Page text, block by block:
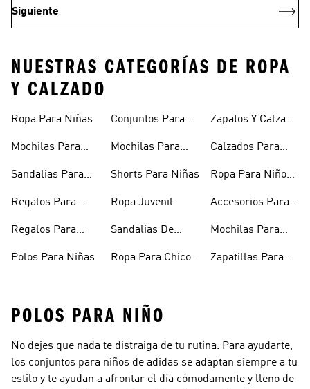
Siguiente
NUESTRAS CATEGORÍAS DE ROPA
Y CALZADO
Ropa Para Niñas
Mochilas Para
Sandalias Para
Regalos Para
Regalos Para
Polos Para Niñas
Conjuntos Para
Mochilas Para
Shorts Para Niñas
Ropa Juvenil
Sandalias De
Niñas
Ropa Para Chicos
Zapatos Y Calzado
Calzados Para
Ropa Para Niños
Accesorios Para
Mochilas Para
Zapatillas Para
POLOS PARA NIÑO
No dejes que nada te distraiga de tu rutina. Para ayudarte,
los conjuntos para niños de adidas se adaptan siempre a tu
estilo y te ayudan a afrontar el día cómodamente y lleno de